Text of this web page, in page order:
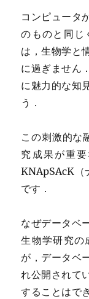
コンピュータ
のものと同じ
は，生物学と
に過ぎません
に魅力的な知
う．
この刺激的な
究成果が重
KNApSAcK（
です．
なぜデータベ
生物学研究の
が，データベ
れ公開されて
することはで